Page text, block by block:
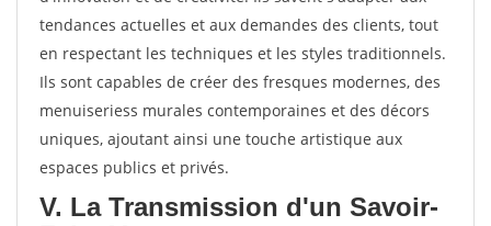
tendances actuelles et aux demandes des clients, tout
en respectant les techniques et les styles traditionnels.
Ils sont capables de créer des fresques modernes, des
menuiseriess murales contemporaines et des décors
uniques, ajoutant ainsi une touche artistique aux
espaces publics et privés.
V. La Transmission d'un Savoir-